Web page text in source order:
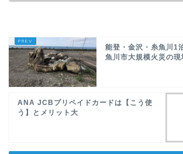
能登・金沢・糸魚川1
魚川市大規模火災の
ANA JCBプリペイドカードは【こう使
う】とメリット大